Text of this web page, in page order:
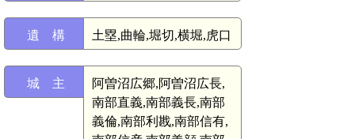
遺 構 土塁,曲輪,堀切,横堀,虎口
城 主
阿曽沼広郷,阿曽沼広長,
南部直義,南部義長,南部
義倫,南部利戡,南部信有,